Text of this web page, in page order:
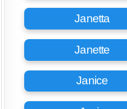
Janetta
Janette
Janice